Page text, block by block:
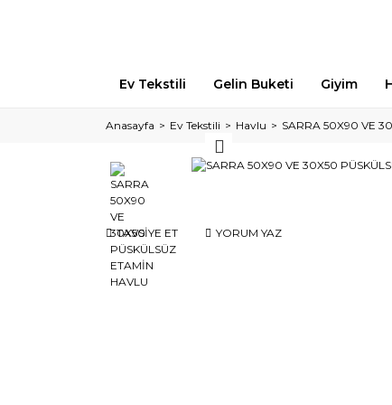
Ev Tekstili Gelin Buketi Giyim
Anasayfa Ev Tekstili Havlu SARRA 50X90 VE
TAVSİYE ET YORUM YAZ